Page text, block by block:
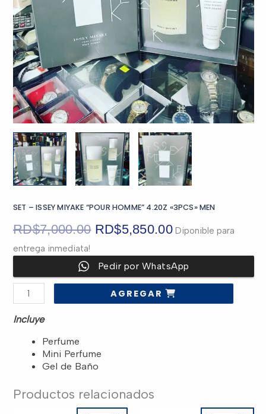
SET – ISSEY MIYAKE “POUR HOMME” 4.20Z «3PCS» MEN
RD$7,000.00 El
precio
original
era:
RD$5,850.00El
precio
actual
es:
Diponible para
entrega inmediata!
Pedir por WhatsApp
SET
ISSEY
“POUR
HOMME”
"3PCS"
cantidad
AGREGAR
Incluye
Perfume
Mini Perfume
Gel de Baño
Productos relacionados